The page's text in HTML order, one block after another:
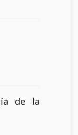
de la